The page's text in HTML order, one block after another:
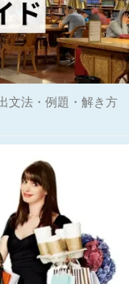
文法・例題・解き方